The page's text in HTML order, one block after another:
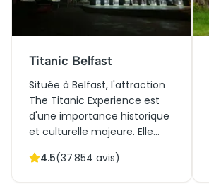
Titanic Belfast
Située à Belfast, l'attraction
The Titanic Experience est
d'une importance historique
et culturelle majeure. Elle
paquebot Titanic, construit
4.5(37 854 avis)